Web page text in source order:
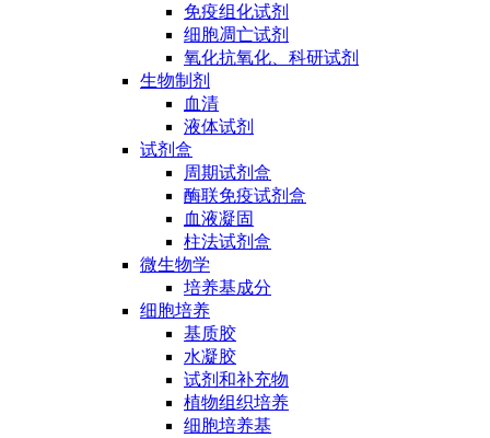
免疫组化试剂
细胞凋亡试剂
氧化抗氧化、科研试剂
生物制剂
血清
液体试剂
试剂盒
周期试剂盒
酶联免疫试剂盒
血液凝固
柱法试剂盒
微生物学
培养基成分
细胞培养
基质胶
水凝胶
试剂和补充物
植物组织培养
细胞培养基